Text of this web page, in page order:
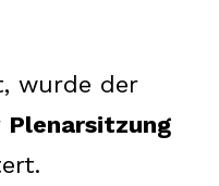
wurde der
Plenarsitzung